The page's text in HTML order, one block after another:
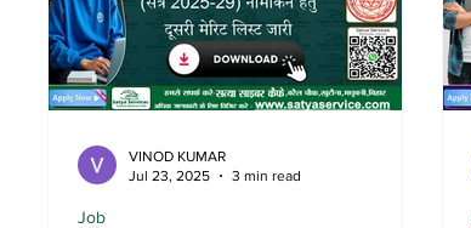
Job
VINOD KUMAR
Jul 23, 2025
3 min read